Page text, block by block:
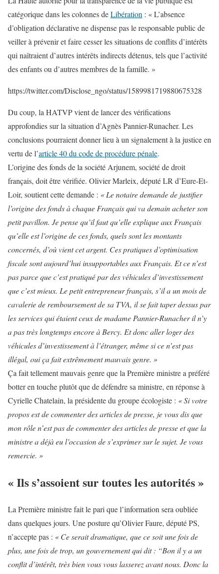
catégorique dans les colonnes deLibération : « L’absence
d’obligation déclarative ne dispense pas le responsable public de
veiller à prévenir et faire cesser les situations de conflits d’intérêts
qui naîtraient d’autres intérêts indirects détenus, tels que l’activité
des enfants ou d’autres membres de la famille. »
https://twitter.com/Disclose_ngo/status/1589981719880675328
Du coup, la HATVP vient de lancer des vérifications
approfondies sur la situation d’Agnès Pannier-Runacher. Les
conclusions pourraient donner lieu à un signalement à la justice en
vertu de l’article 40 du code de procédure pénale.
L’origine des fonds de la société Arjunem, société de droit
français, doit être vérifiée. Olivier Marleix, député LR d’Eure-Et-
Loir, soutient cette demande : « Le notaire demande de justifier
l’origine des fonds à chaque Français qui va demain acheter son
petit pavillon. Je pense qu’il faut qu’elle explique aux Français
qu’elle est l’origine de ces fonds, quels sont les montants
concernés, d’où vient cet argent. Ces pratiques d’optimisation
fiscale sont aujourd’hui insupportables aux Français. Et ce n’est
pas parce que c’est pratiqué par des véhicules d’investissement
que c’est mieux. Le petit entrepreneur français, s’il a un mois de
cavalerie de remboursement de sa TVA, il se fait taper dessus par
les services qui étaient ceux de madame Pannier-Runacher il n’y
a pas très longtemps encore à Bercy. Et donc aller loger des
véhicules d’investissement à l’étranger, même si ce n’est pas
illégal, oui ça fait extrêmement mauvais genre. »
Ça fait tellement mauvais genre que la Première ministre a préféré
botter en touche plutôt que de défendre sa ministre, en réponse à
Cyrielle Chatelain, la présidente du groupe écologiste : « Si votre
propos est de commenter des articles de presse, je vous dis que
mon rôle n’est pas de commenter des articles de presse et que la
ministre a déjà eu l’occasion de s’exprimer sur le sujet. Je vous
remercie. »
« Ils s’assoient sur toutes les autorités »
La Première ministre fait le pari que l’information sera oubliée
dans quelques jours. Une posture qu’Olivier Faure, député PS,
n’accepte pas : « Ce serait dramatique, que ce soit une fois de
plus, une fois de trop, un gouvernement qui dit : “Bon il y a un
conflit d’intérêt, très bien vous vous lasserez avant nous. Donc la